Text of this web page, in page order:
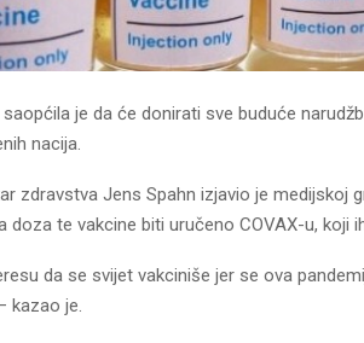
je da će donirati sve buduće
nacija.
zdravstva Jens Spahn izjavio je medijskoj
doza te vakcine biti uručeno COVAX-u,
da se svijet vakciniše jer se ova
kazao je.